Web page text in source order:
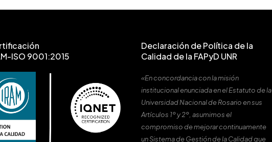
ISO 9001:2015
Declaración de Política de la
Calidad de la FAPyD UNR
«En concordancia con la misión
institucional enunciada en el Estatuto de la
Universidad Nacional de Rosario en sus
Artículos 1º y 2º, asumimos el
compromiso de mejorar continuamente
un Sistema de Gestión de la Calidad que